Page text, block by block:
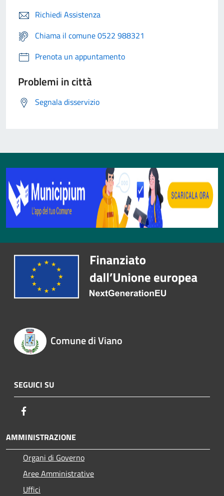
Richiedi Assistenza
Chiama il comune 0522 988321
Prenota un appuntamento
Problemi in città
Segnala disservizio
Comune di Viano
SEGUICI SU
AMMINISTRAZIONE
Organi di Governo
Aree Amministrative
Uffici